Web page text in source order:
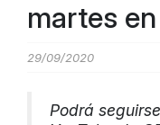
martes
29/09/2020
Podrá